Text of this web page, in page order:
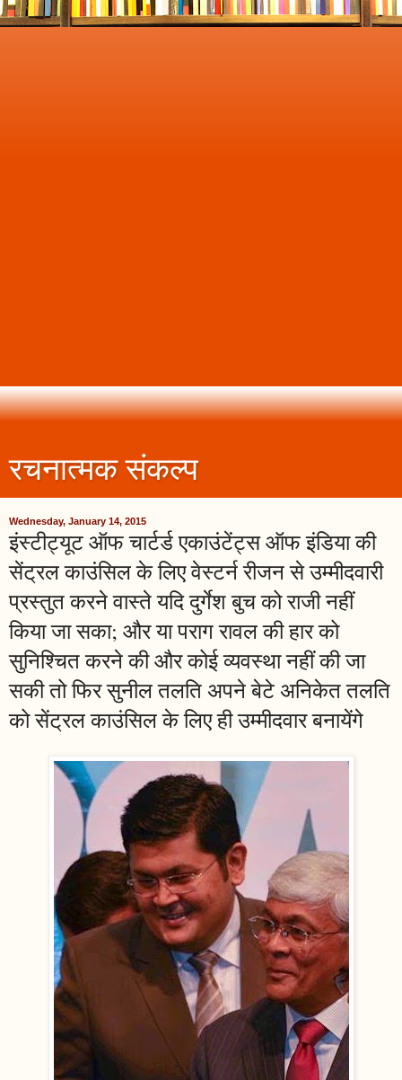
रचनात्मक संकल्प
Wednesday, January 14, 2015
इंस्टीट्यूट ऑफ चार्टर्ड एकाउंटेंट्स ऑफ इंडिया की
सेंट्रल काउंसिल के लिए वेस्टर्न रीजन से उम्मीदवारी
प्रस्तुत करने वास्ते यदि दुर्गेश बुच को राजी नहीं
किया जा सका; और या पराग रावल की हार को
सुनिश्चित करने की और कोई व्यवस्था नहीं की जा
सकी तो फिर सुनील तलति अपने बेटे अनिकेत तलति
को सेंट्रल काउंसिल के लिए ही उम्मीदवार बनायेंगे